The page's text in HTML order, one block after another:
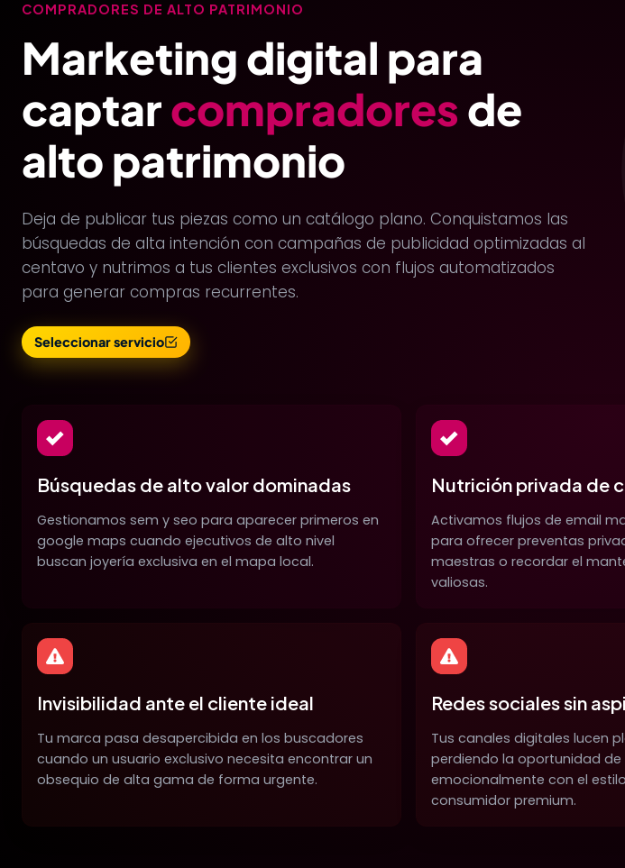
COMPRADORES DE ALTO PATRIMONIO
Marketing digital para
captarcompradoresde
alto patrimonio
Deja de publicar tus piezas como un catálogo plano. Conquistamos las
búsquedas de alta intención con campañas de publicidad optimizadas al
centavo y nutrimos a tus clientes exclusivos con flujos automatizados
para generar compras recurrentes.
Seleccionar servicio
Búsquedas de alto valor dominadas
Gestionamos sem y seo para aparecer primeros en
google maps cuando ejecutivos de alto nivel
buscan joyería exclusiva en el mapa local.
Nutrición privada de
Activamos flujos de email
para ofrecer preventas
maestras o recordar el
valiosas.
Invisibilidad ante el cliente ideal
Tu marca pasa desapercibida en los buscadores
cuando un usuario exclusivo necesita encontrar un
obsequio de alta gama de forma urgente.
Redes sociales sin
Tus canales digitales lucen
perdiendo la oportunidad
emocionalmente con el
consumidor premium.